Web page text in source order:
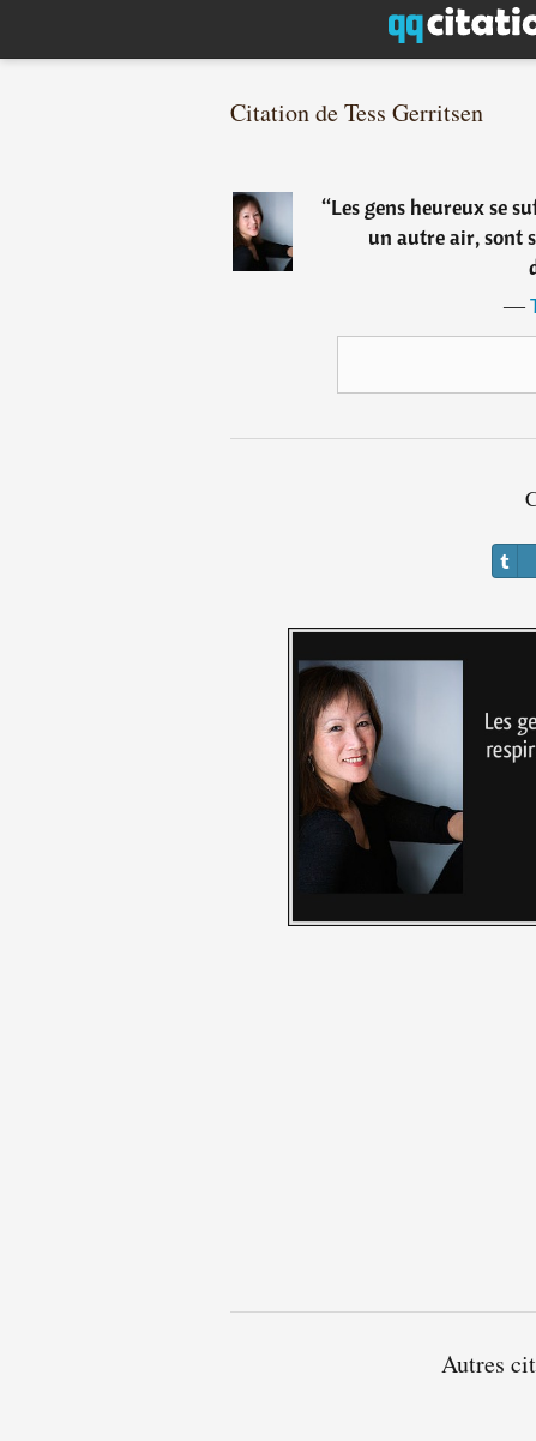
Citation de Tess Gerritsen
“Les gens heureux se
un autre air, sont
―
Autres